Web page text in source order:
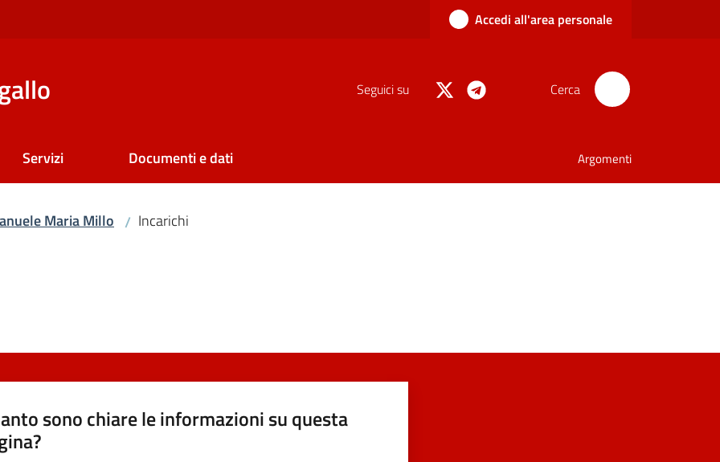
Accedi all'area personale
Seguici su Cerca
Servizi Documenti e dati Argomenti
Maria Millo / Incarichi
sono chiare le informazioni su questa